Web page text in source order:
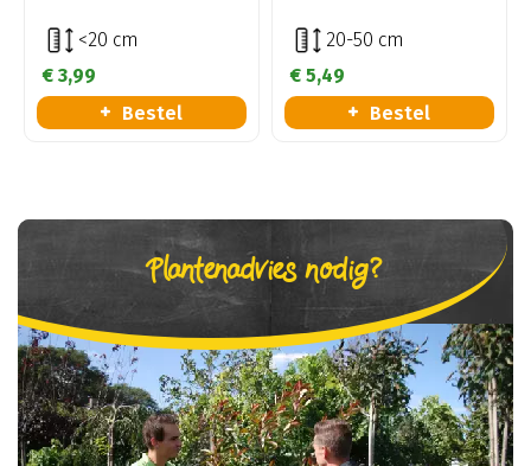
<20 cm
€ 3,99
Bestel
20-50 cm
€ 5,49
Bestel
Plantenadvies nodig?